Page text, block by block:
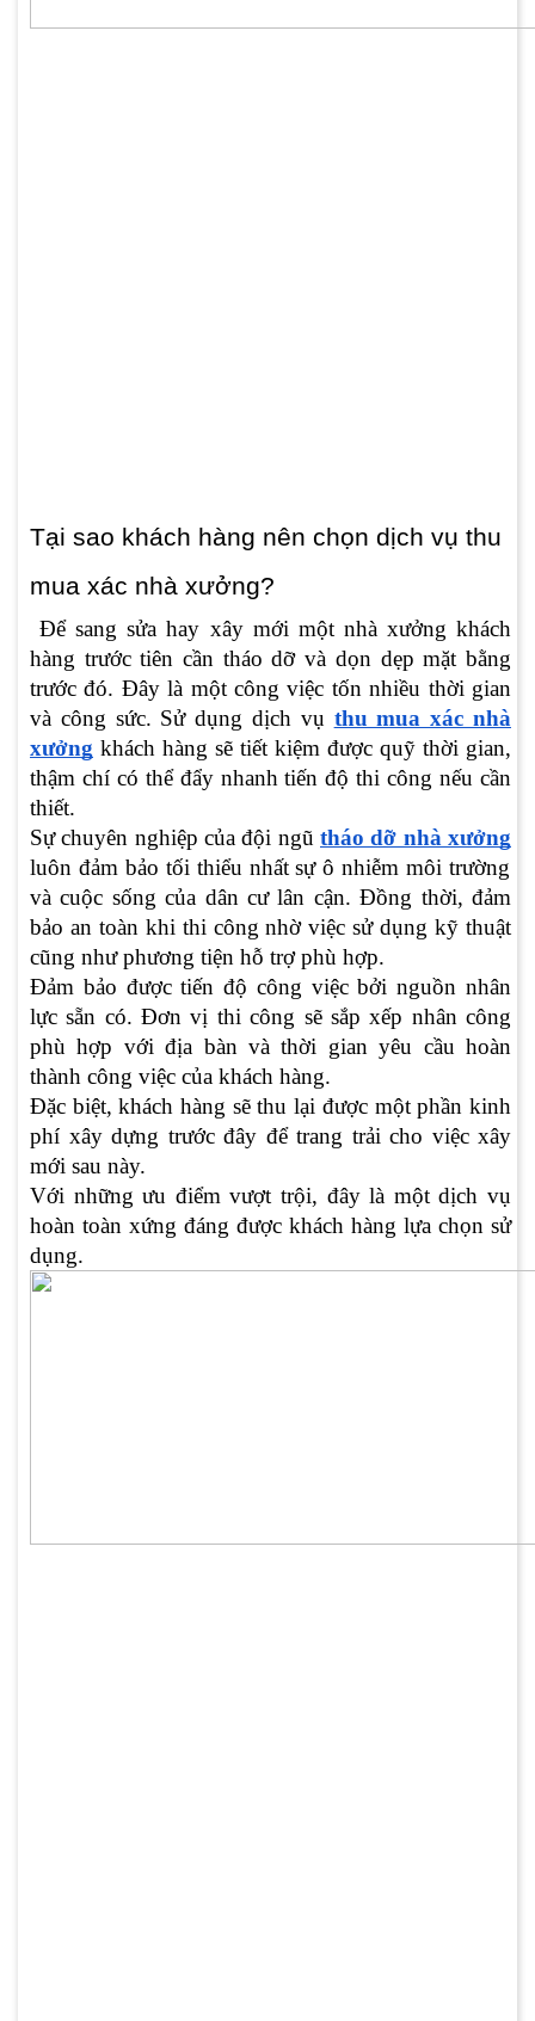
Tại sao khách hàng nên chọn dịch vụ thu
mua xác nhà xưởng?
Để sang sửa hay xây mới một nhà xưởng khách
hàng trước tiên cần tháo dỡ và dọn dẹp mặt bằng
trước đó. Đây là một công việc tốn nhiều thời gian
và công sức. Sử dụng dịch vụ thu mua xác nhà
xưởng khách hàng sẽ tiết kiệm được quỹ thời gian,
thậm chí có thể đẩy nhanh tiến độ thi công nếu cần
thiết.
Sự chuyên nghiệp của đội ngũ tháo dỡ nhà xưởng
luôn đảm bảo tối thiểu nhất sự ô nhiễm môi trường
và cuộc sống của dân cư lân cận. Đồng thời, đảm
bảo an toàn khi thi công nhờ việc sử dụng kỹ thuật
cũng như phương tiện hỗ trợ phù hợp.
Đảm bảo được tiến độ công việc bởi nguồn nhân
lực sẵn có. Đơn vị thi công sẽ sắp xếp nhân công
phù hợp với địa bàn và thời gian yêu cầu hoàn
thành công việc của khách hàng.
Đặc biệt, khách hàng sẽ thu lại được một phần kinh
phí xây dựng trước đây để trang trải cho việc xây
mới sau này.
Với những ưu điểm vượt trội, đây là một dịch vụ
hoàn toàn xứng đáng được khách hàng lựa chọn sử
dụng.